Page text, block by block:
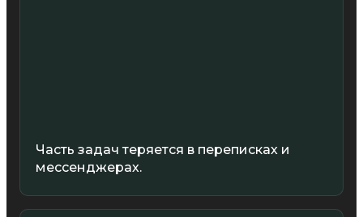
Часть задач теряется в переписках и
мессенджерах.